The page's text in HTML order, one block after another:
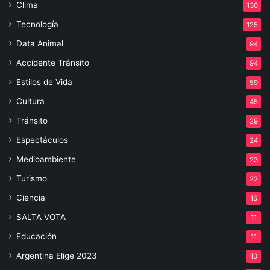
Clima 130
Tecnología 125
Data Animal 94
Accidente Tránsito 94
Estilos de Vida 59
Cultura 45
Tránsito 29
Espectáculos 24
Medioambiente 23
Turismo 22
Ciencia 16
SALTA VOTA 11
Educación 11
Argentina Elige 2023 10